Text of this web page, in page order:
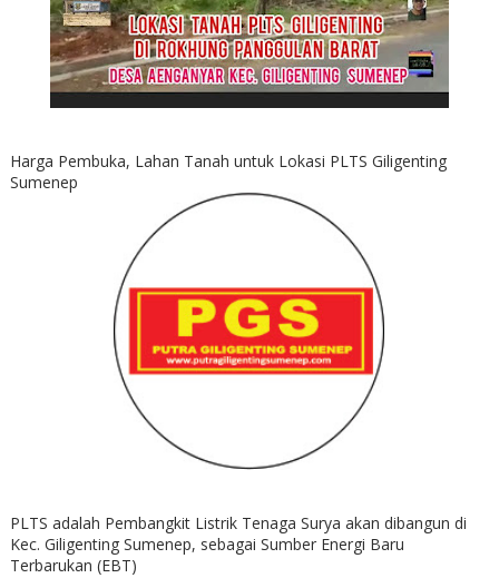
Harga Pembuka, Lahan Tanah untuk Lokasi PLTS Giligenting
Sumenep
PLTS adalah Pembangkit Listrik Tenaga Surya akan dibangun di
Kec. Giligenting Sumenep, sebagai Sumber Energi Baru
Terbarukan (EBT)